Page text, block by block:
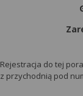
Rejestracja do tej
z przychodnią pod
możesz też
danych tylko
konfigurację
za pomocą